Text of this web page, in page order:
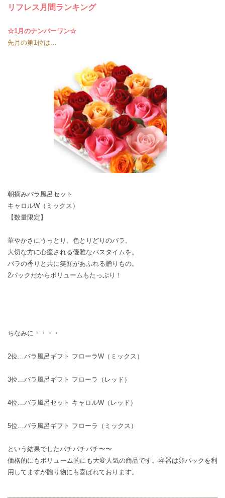
リフレス月間ランキング
☆1月のナンバーワン☆
先月の第1位は…
朝摘みバラ風呂セット
キャロルW（ミックス）
【数量限定】
華やかさにうっとり。色とりどりのバラ。
大切な方に心癒される優雅なバスタイムを。
バラの香りと共に笑顔があふれる贈りもの。
2パックだからボリュームもたっぷり！
ちなみに・・・・
2位… バラ風呂ギフト フローラW（ミックス）
3位… バラ風呂ギフト フローラ（レッド）
4位… バラ風呂セット キャロルW（レッド）
5位… バラ風呂ギフト フローラ（ミックス）
という結果でしたパチパチパチ〜〜
価格的にもボリューム的にも大変人気の商品です。容器は卵パックを利
用してますが贈り物にも喜ばれております。